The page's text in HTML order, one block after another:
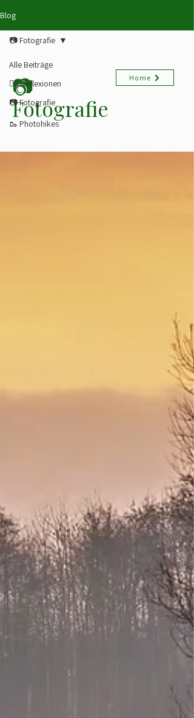
Blog
Alle Beiträge
✍🏻 Reflexionen
📷 Fotografie
🥾 Photohikes
📷 Fotografie
📷
Fotografie
Home